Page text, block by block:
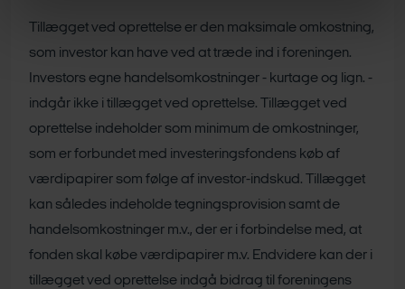
Tillægget ved oprettelse er den maksimale omkostning,
som investor kan have ved at træde ind i foreningen.
Investors egne handelsomkostninger - kurtage og lign. -
indgår ikke i tillægget ved oprettelse. Tillægget ved
oprettelse indeholder som minimum de omkostninger,
som er forbundet med investeringsfondens køb af
værdipapirer som følge af investor-indskud. Tillægget
kan således indeholde tegningsprovision samt de
handelsomkostninger m.v., der er i forbindelse med, at
fonden skal købe værdipapirer m.v. Endvidere kan der i
tillægget ved oprettelse indgå bidrag til foreningens